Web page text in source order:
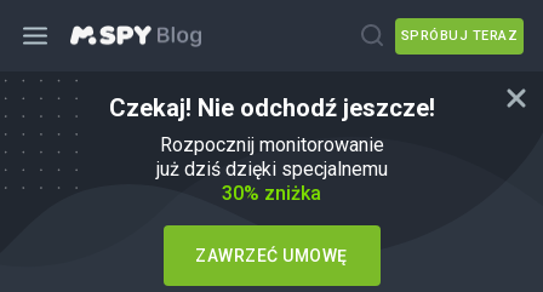
SPRÓBUJ TERAZ
Czekaj! Nie odchodź jeszcze!
Rozpocznij monitorowanie
już dziś dzięki specjalnemu
30% zniżka
ZAWRZEĆ UMOWĘ
Porady dla rodziców